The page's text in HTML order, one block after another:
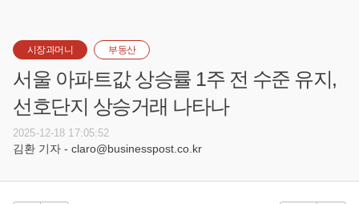
시장과머니 부동산
서울 아파트값 상승률 1주 전 수준 유지,
선호단지 상승거래 나타나
2025-12-18 17:05:52
김환 기자 - claro@businesspost.co.kr